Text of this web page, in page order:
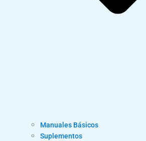
Manuales Básicos
Suplementos